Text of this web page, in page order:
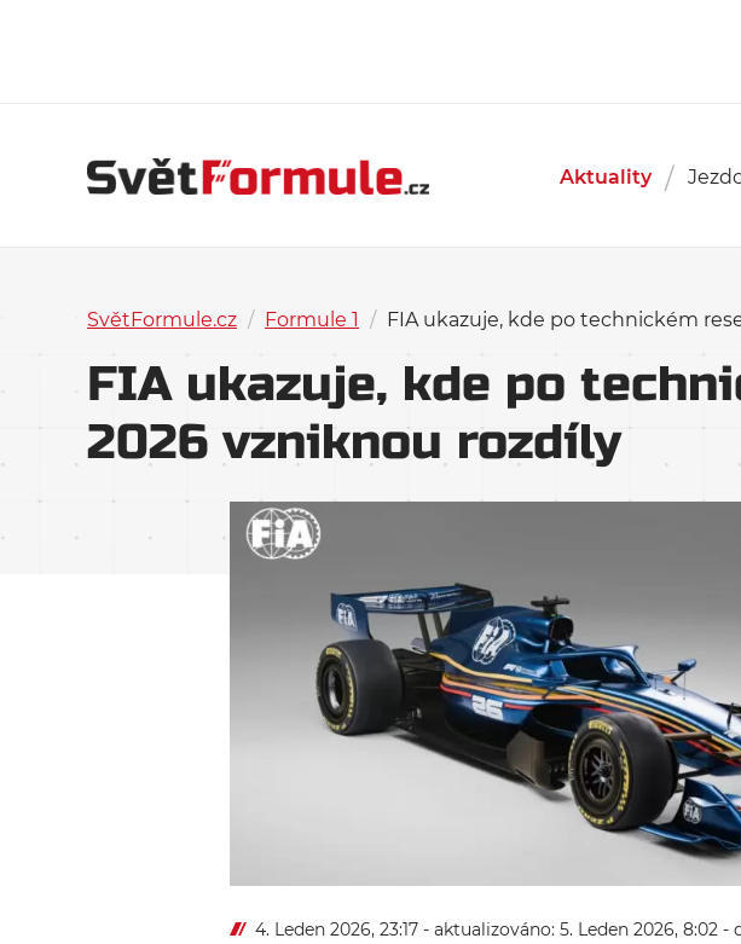
Aktuality
SvětFormule.cz / Formule 1 / FIA ukazuje, kde po technickém
FIA ukazuje, kde po
2026 vzniknou rozdíly
4. Leden 2026, 23:17 - aktualizováno: 5. Leden 2026, 8:02 -